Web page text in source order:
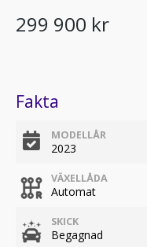
299 900 kr
Fakta
MODELLÅR
2023
VÄXELLÅDA
Automat
SKICK
Begagnad